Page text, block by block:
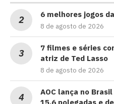
6 melhores jogos
8 de agosto de 2026
7 filmes e séries
atriz de Ted Lasso
8 de agosto de 2026
AOC lança no